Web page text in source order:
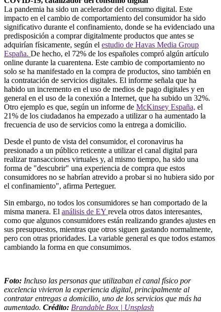
La pandemia ha sido un acelerador del consumo digital. Este
impacto en el cambio de comportamiento del consumidor ha sido
significativo durante el confinamiento, donde se ha evidenciado una
predisposición a comprar digitalmente productos que antes se
adquirían físicamente, según el estudio de Havas Media Group
España. De hecho, el 72% de los españoles compró algún artículo
online durante la cuarentena. Este cambio de comportamiento no
solo se ha manifestado en la compra de productos, sino también en
la contratación de servicios digitales. El informe señala que ha
habido un incremento en el uso de medios de pago digitales y en
general en el uso de la conexión a Internet, que ha subido un 32%.
Otro ejemplo es que, según un informe de McKinsey España, el
21% de los ciudadanos ha empezado a utilizar o ha aumentado la
frecuencia de uso de servicios como la entrega a domicilio.
Desde el punto de vista del consumidor, el coronavirus ha
presionado a un público reticente a utilizar el canal digital para
realizar transacciones virtuales y, al mismo tiempo, ha sido una
forma de "descubrir" una experiencia de compra que estos
consumidores no se habrían atrevido a probar si no hubiera sido por
el confinamiento", afirma Perteguer.
Sin embargo, no todos los consumidores se han comportado de la
misma manera. El análisis de EY revela otros datos interesantes,
como que algunos consumidores están realizando grandes ajustes en
sus presupuestos, mientras que otros siguen gastando normalmente,
pero con otras prioridades. La variable general es que todos estamos
cambiando la forma en que consumimos.
Foto: Incluso las personas que utilizaban el canal físico por
excelencia vivieron la experiencia digital, principalmente al
contratar entregas a domicilio, uno de los servicios que más ha
aumentado. Crédito: Brandable Box | Unsplash